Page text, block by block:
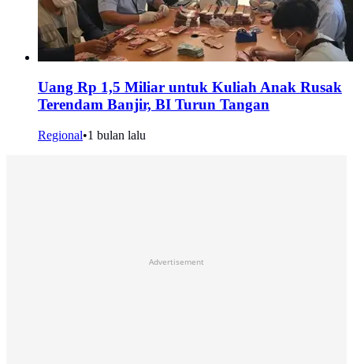
Uang Rp 1,5 Miliar untuk Kuliah Anak Rusak
Terendam Banjir, BI Turun Tangan
Regional•1 bulan lalu
Advertisement